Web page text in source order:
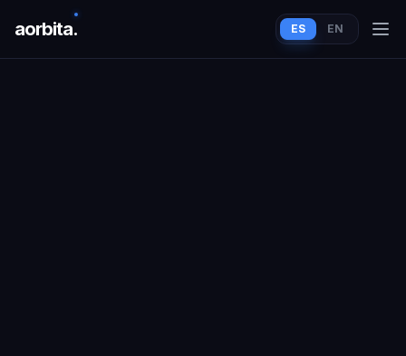
aorbita. ES EN